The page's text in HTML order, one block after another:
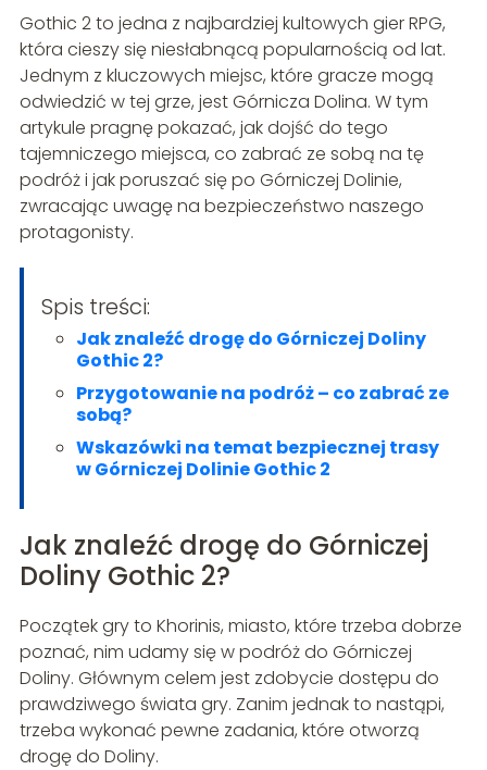
Gothic 2 to jedna z najbardziej kultowych gier RPG,
która cieszy się niesłabnącą popularnością od lat.
Jednym z kluczowych miejsc, które gracze mogą
odwiedzić w tej grze, jest Górnicza Dolina. W tym
artykule pragnę pokazać, jak dojść do tego
tajemniczego miejsca, co zabrać ze sobą na tę
podróż i jak poruszać się po Górniczej Dolinie,
zwracając uwagę na bezpieczeństwo naszego
protagonisty.
Spis treści:
Jak znaleźć drogę do Górniczej Doliny
Gothic 2?
Przygotowanie na podróż – co zabrać ze
sobą?
Wskazówki na temat bezpiecznej trasy
w Górniczej Dolinie Gothic 2
Jak znaleźć drogę do Górniczej
Doliny Gothic 2?
Początek gry to Khorinis, miasto, które trzeba dobrze
poznać, nim udamy się w podróż do Górniczej
Doliny. Głównym celem jest zdobycie dostępu do
prawdziwego świata gry. Zanim jednak to nastąpi,
trzeba wykonać pewne zadania, które otworzą
drogę do Doliny.